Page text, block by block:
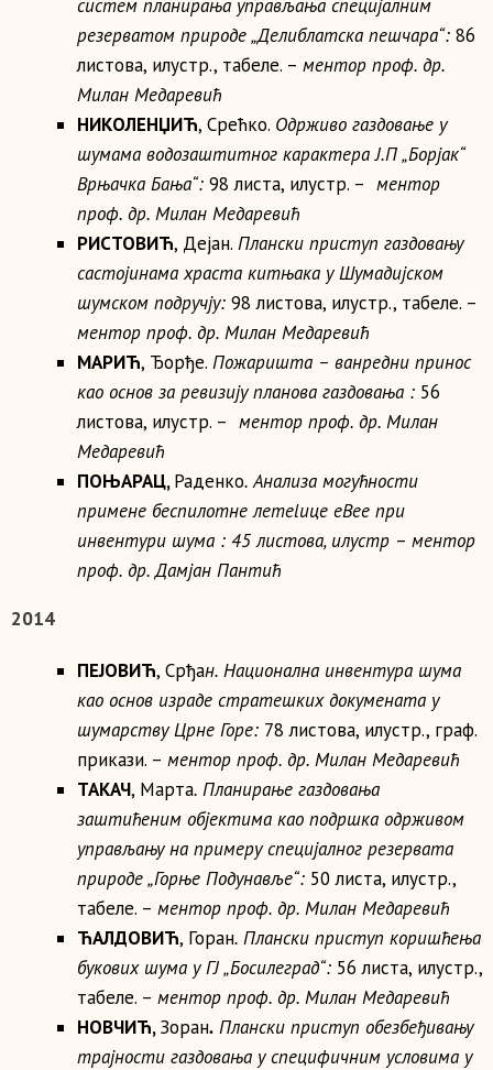
систем планирања управљања специјалним
резерватом природе „Делиблатска пешчара“: 86
листова, илустр., табеле. – ментор проф. др.
Милан Медаревић
НИКОЛЕНЏИЋ, Срећко. Одрживо газдовање у
шумама водозаштитног карактера Ј.П „Борјак“
Врњачка Бања“: 98 листа, илустр. – ментор
проф. др. Милан Медаревић
РИСТОВИЋ, Дејан. Плански приступ газдовању
састојинама храста китњака у Шумадијском
шумском подручју: 98 листова, илустр., табеле. –
ментор проф. др. Милан Медаревић
МАРИЋ, Ђорђе. Пожаришта – ванредни принос
као основ за ревизију планова газдовања : 56
листова, илустр. – ментор проф. др. Милан
Медаревић
ПОЊАРАЦ,Раденко. Анализа могућности
примене беспилотне летelицe eBee при
инвентури шума : 45 листова, илустр – ментор
проф. др.Дамјан Пантић
2014
ПЕЈОВИЋ, Срђан. Национална инвентура шума
као основ израде стратешких докумената у
шумарству Црне Горе: 78 листова, илустр., граф.
прикази. – ментор проф. др. Милан Медаревић
ТАКАЧ, Марта. Планирање газдовања
заштићеним објектима као подршка одрживом
управљању на примеру специјалног резервата
природе „Горње Подунавље“: 50 листа, илустр.,
табеле. – ментор проф. др. Милан Медаревић
ЋАЛДОВИЋ, Горан. Плански приступ коришћења
букових шума у ГЈ „Босилеград“: 56 листа, илустр.,
табеле. – ментор проф. др. Милан Медаревић
НОВЧИЋ,Зоран. Плански приступ обезбеђивању
трајности газдовања у специфичним условима у